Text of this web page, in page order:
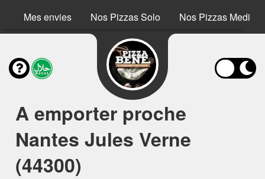
Mes envies Nos Pizzas Solo Nos Pizzas Medium
A emporter proche
Nantes Jules Verne
(44300)